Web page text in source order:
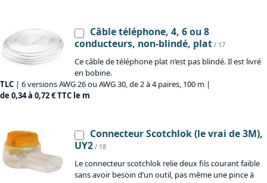
Câble téléphone, 4, 6 ou 8
conducteurs, non-blindé, plat / 17
Ce câble de téléphone plat n’est pas blindé. Il est livré
en bobine.
TLC | 6 versions AWG 26 ou AWG 30, de 2 à 4 paires, 100 m |
de 0,34 à 0,72 € TTC le m
Connecteur Scotchlok (le vrai de 3M),
UY2 / 18
Le connecteur scotchlok relie deux fils courant faible
sans avoir besoin d’un outil, pas même une pince à